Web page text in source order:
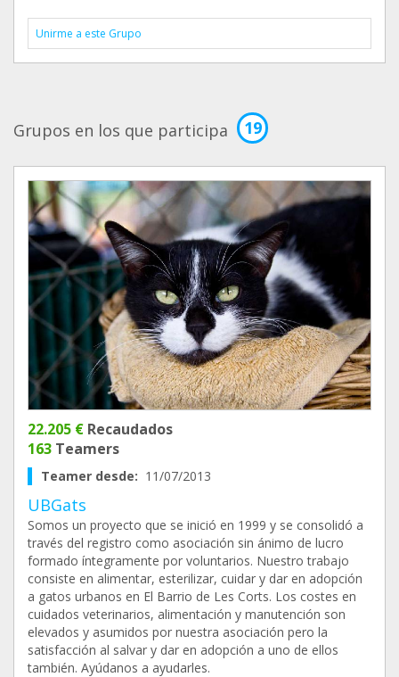
Unirme a este Grupo
Grupos en los que participa 19
22.205 € Recaudados
163 Teamers
Teamer desde: 11/07/2013
UBGats
Somos un proyecto que se inició en 1999 y se consolidó a
través del registro como asociación sin ánimo de lucro
formado íntegramente por voluntarios. Nuestro trabajo
consiste en alimentar, esterilizar, cuidar y dar en adopción
a gatos urbanos en El Barrio de Les Corts. Los costes en
cuidados veterinarios, alimentación y manutención son
elevados y asumidos por nuestra asociación pero la
satisfacción al salvar y dar en adopción a uno de ellos
también. Ayúdanos a ayudarles.